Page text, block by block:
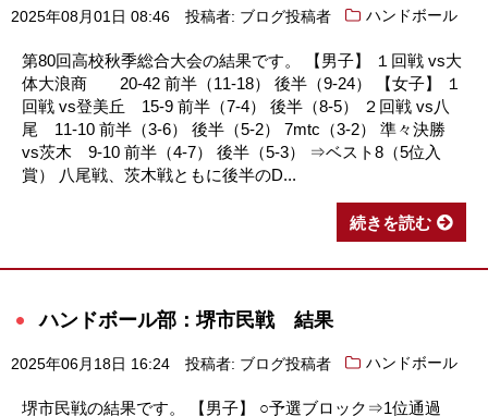
2025年08月01日 08:46 投稿者: ブログ投稿者 ハンドボール
第80回高校秋季総合大会の結果です。 【男子】 １回戦 vs大
体大浪商 20-42 前半（11-18） 後半（9-24） 【女子】 １
回戦 vs登美丘 15-9 前半（7-4） 後半（8-5） ２回戦 vs八
尾 11-10 前半（3-6） 後半（5-2） 7mtc（3-2） 準々決勝
vs茨木 9-10 前半（4-7） 後半（5-3） ⇒ベスト8（5位入
賞） 八尾戦、茨木戦ともに後半のD...
続きを読む
ハンドボール部：堺市民戦 結果
2025年06月18日 16:24 投稿者: ブログ投稿者 ハンドボール
堺市民戦の結果です。 【男子】 ○予選ブロック⇒1位通過